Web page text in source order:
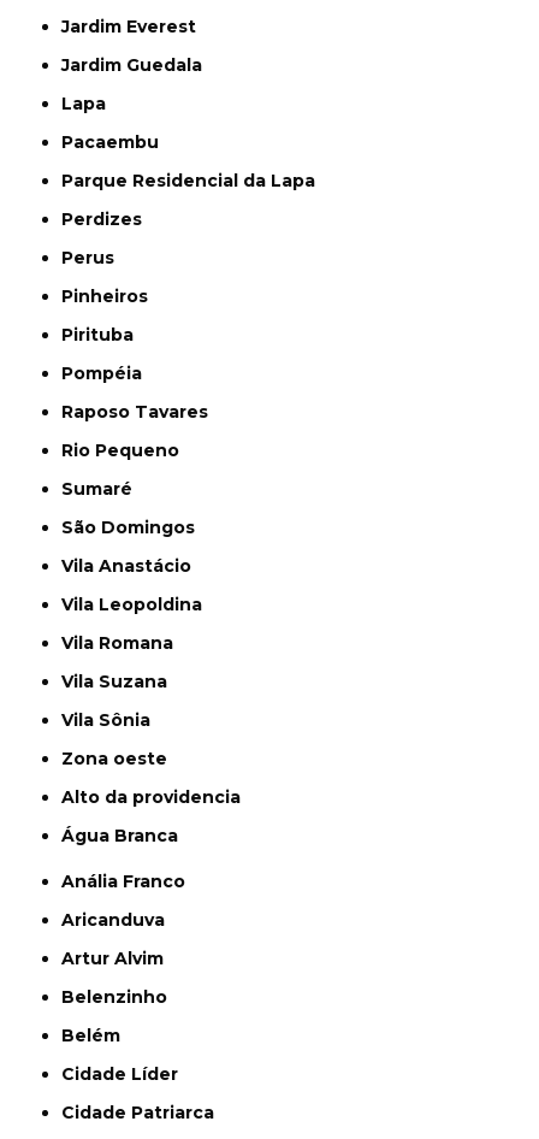
Jardim Everest
Jardim Guedala
Lapa
Pacaembu
Parque Residencial da Lapa
Perdizes
Perus
Pinheiros
Pirituba
Pompéia
Raposo Tavares
Rio Pequeno
Sumaré
São Domingos
Vila Anastácio
Vila Leopoldina
Vila Romana
Vila Suzana
Vila Sônia
Zona oeste
alto da providencia
Água Branca
Anália Franco
Aricanduva
Artur Alvim
Belenzinho
Belém
Cidade Líder
Cidade Patriarca